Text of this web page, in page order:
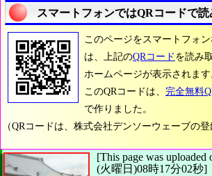
スマートフォンではQRコードで読
このページをスマートフォ
は、上記のQRコード を読み
ホームページが表示されます
このQRコードは、 完全無料
で作りました。
（QRコードは、株式会社デンソーウェーブの登
[This page was uploaded
(火曜日)08時17分02秒]